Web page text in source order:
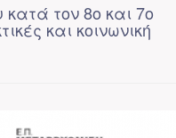
τον 8ο και 7ο
και κοινωνική